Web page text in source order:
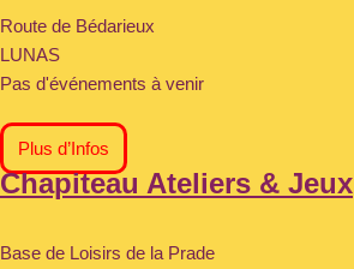
Route de Bédarieux
LUNAS
Pas d'événements à venir
Plus d’Infos
Chapiteau Ateliers & Jeux
Base de Loisirs de la Prade